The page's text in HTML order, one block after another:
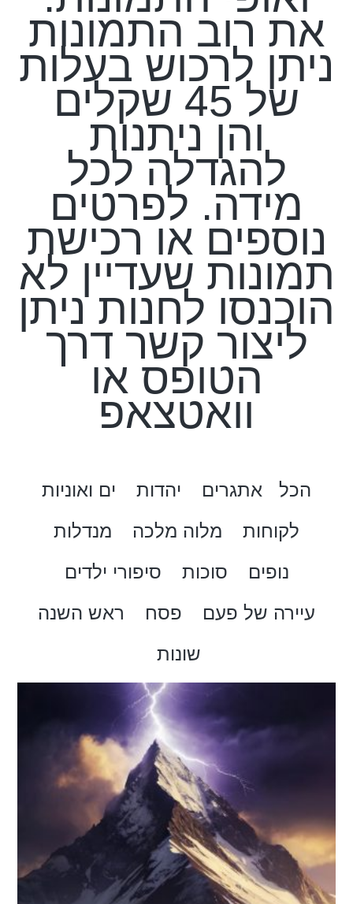
את רוב התמונות
ניתן לרכוש בעלות
של 45 שקלים
והן ניתנות
להגדלה לכל
מידה. לפרטים
נוספים או רכישת
תמונות שעדיין לא
הוכנסו לחנות ניתן
ליצור קשר דרך
הטופס או
וואטצאפ
הכל אתגרים יהדות
ים ואוניות
לקוחות
מלוה מלכה
מנדלות
נופים
סוכות
סיפורי ילדים
עיירה של פעם
פסח
ראש השנה
שונות